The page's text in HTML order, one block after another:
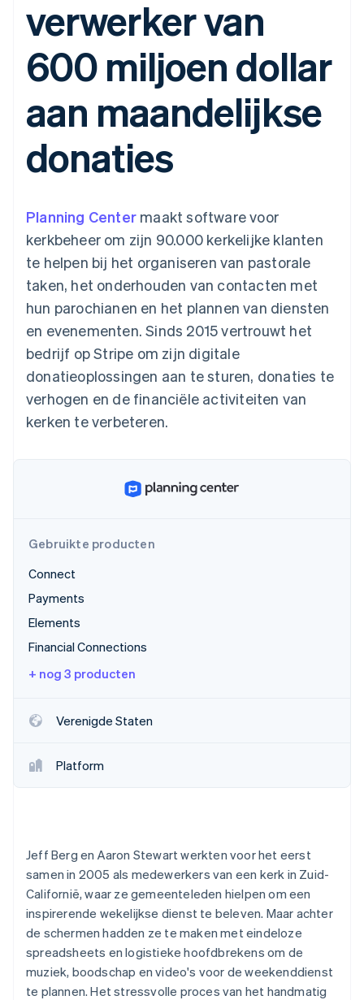
dan 125
Terminal
Authorization
Boost
acceptatie
Link
Financial
Connections
Gegevenssynchronisatie
Meer
Product roadmap
Fraudepreventie
Atlas
Oprichting van een start-up
Climate
CO₂-verwijdering
Online identiteitsverificatie
Stripe Sessions 2026
Marktplaatsen
Geldbeheer
Platforms
SaaS
Per branche
AI-bedrijven
Creator economy
tijd
Media en entertainment
Non-profitorganisaties
Professionele
dienstverlening
Publieke sector
Detailhandel
Ecosysteem
Facturatie naar gebruik
bieden
Betaalkaarten uitgeven
die door stablecoins
worden gedekt
Diensten voorzien en
beheren met agents
App-integraties
Developerblog
API-status
Bedrijf
Productroadmap
Jaarlijks congres
Sessions
Vacatures
Stripe Newsroom
Stripe Press
Contact
Partner worden
verwerker van
600 miljoen dollar
aan maandelijkse
donaties
Planning Center maakt software voor
kerkbeheer om zijn 90.000 kerkelijke klanten
te helpen bij het organiseren van pastorale
taken, het onderhouden van contacten met
hun parochianen en het plannen van diensten
en evenementen. Sinds 2015 vertrouwt het
bedrijf op Stripe om zijn digitale
donatieoplossingen aan te sturen, donaties te
verhogen en de financiële activiteiten van
kerken te verbeteren.
Gebruikte producten
Connect
Payments
Elements
Financial Connections
+ nog 3 producten
Verenigde Staten
Platform
Jeff Berg en Aaron Stewart werkten voor het eerst
samen in 2005 als medewerkers van een kerk in Zuid-
Californië, waar ze gemeenteleden hielpen om een
inspirerende wekelijkse dienst te beleven. Maar achter
de schermen hadden ze te maken met eindeloze
spreadsheets en logistieke hoofdbrekens om de
muziek, boodschap en video's voor de weekenddienst
te plannen. Het stressvolle proces van het handmatig